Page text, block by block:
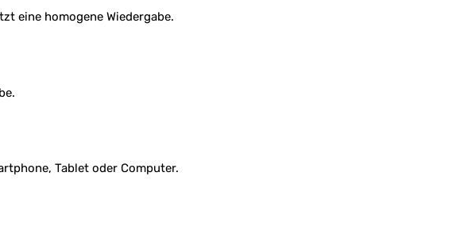
eine homogene Wiedergabe.
Tablet oder Computer.